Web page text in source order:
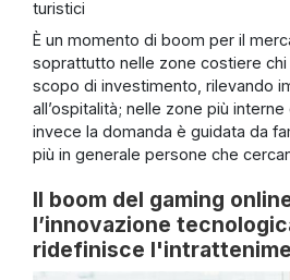
È un momento di boom per il
soprattutto nelle zone costiere chi
scopo di investimento, rilevando
all’ospitalità; nelle zone più interne
invece la domanda è guidata da
più in generale persone che
Il boom del gaming
l’innovazione
ridefinisce